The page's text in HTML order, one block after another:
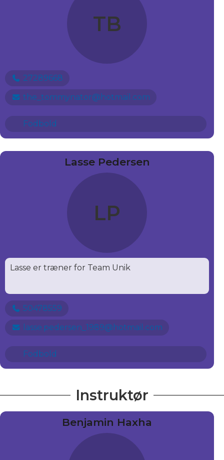
TB
27289668
the_tommynator@hotmail.com
Fodbold
Lasse Pedersen
LP
Lasse er træner for Team Unik
50478559
lasse.pedersen_1989@hotmail.com
Fodbold
Instruktør
Benjamin Haxha